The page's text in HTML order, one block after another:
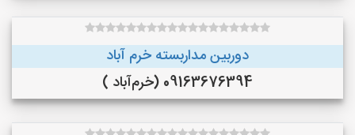
دوربین مداربسته خرم آباد
09163676394 (خرم‌آباد )